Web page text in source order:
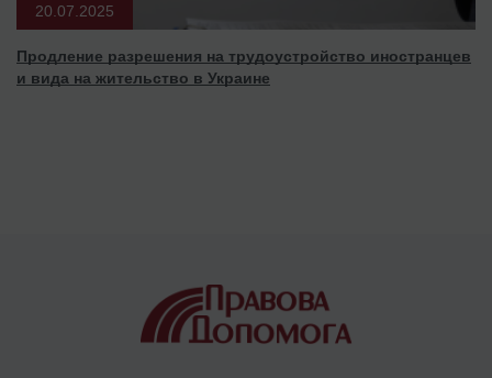
20.07.2025
Продление разрешения на трудоустройство иностранцев
и вида на жительство в Украине